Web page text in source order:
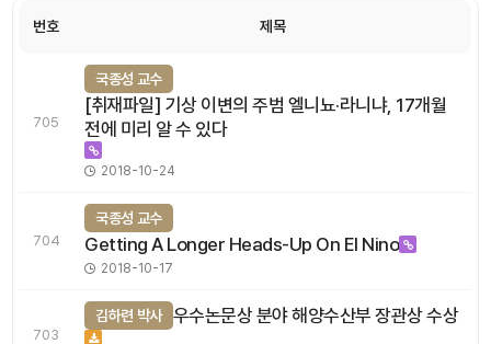
번호 제목
705
국종성 교수
[취재파일] 기상 이변의 주범 엘니뇨·라니냐, 17개월
전에 미리 알 수 있다
2018-10-24
704
국종성 교수
Getting A Longer Heads-Up On El Nino
2018-10-17
703
김하련 박사 우수논문상 분야 해양수산부 장관상 수상